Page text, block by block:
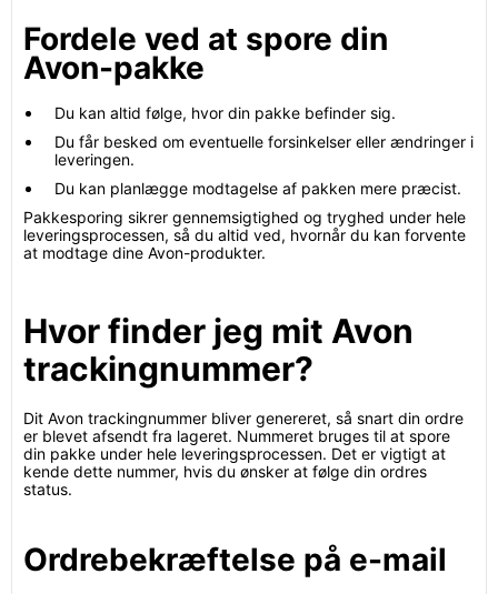
Fordele ved at spore din
Avon-pakke
Du kan altid følge, hvor din pakke befinder sig.
Du får besked om eventuelle forsinkelser eller ændringer i
leveringen.
Du kan planlægge modtagelse af pakken mere præcist.
Pakkesporing sikrer gennemsigtighed og tryghed under hele
leveringsprocessen, så du altid ved, hvornår du kan forvente
at modtage dine Avon-produkter.
Hvor finder jeg mit Avon
trackingnummer?
Dit Avon trackingnummer bliver genereret, så snart din ordre
er blevet afsendt fra lageret. Nummeret bruges til at spore
din pakke under hele leveringsprocessen. Det er vigtigt at
kende dette nummer, hvis du ønsker at følge din ordres
status.
Ordrebekræftelse på e-mail